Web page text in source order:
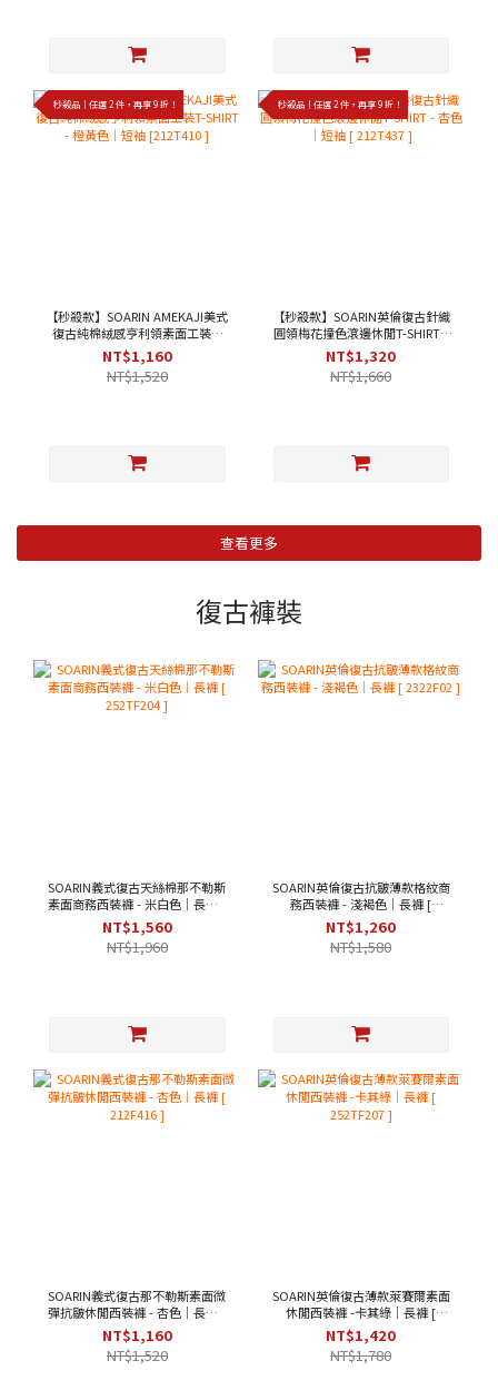
秒殺品｜任選 2 件，再享 9 折！
【秒殺款】SOARIN AMEKAJI美式
復古純棉絨感亨利領素面工裝T-
SHIRT - 橙黃色｜短袖 [212T410 ]
NT$1,160
NT$1,520
秒殺品｜任選 2 件，再享 9 折！
【秒殺款】SOARIN英倫復古針織
圓領梅花撞色滾邊休閒T-SHIRT -
杏色｜短袖 [ 212T437 ]
NT$1,320
NT$1,660
查看更多
復古褲裝
SOARIN義式復古天絲棉那不勒斯
素面商務西裝褲 - 米白色｜長褲 [
252TF204 ]
NT$1,560
NT$1,960
SOARIN英倫復古抗皺薄款格紋商
務西裝褲 - 淺褐色｜長褲 [
2322F02 ]
NT$1,260
NT$1,580
SOARIN義式復古那不勒斯素面微
彈抗皺休閒西裝褲 - 杏色｜長褲 [
212F416 ]
NT$1,160
NT$1,520
SOARIN英倫復古薄款萊賽爾素面
休閒西裝褲 -卡其綠｜長褲 [
252TF207 ]
NT$1,420
NT$1,780